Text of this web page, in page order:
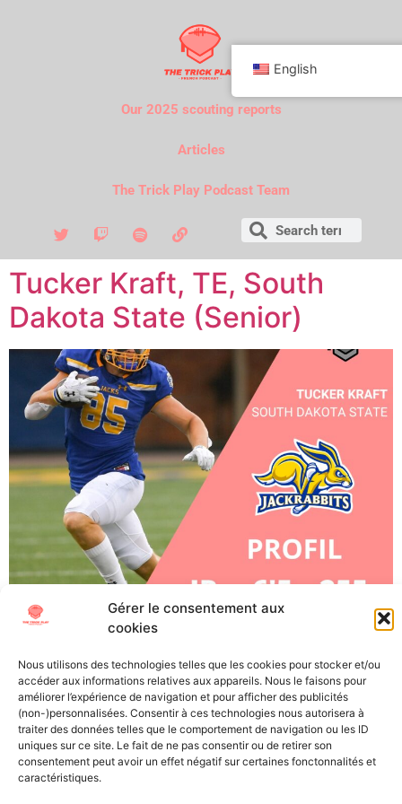
Gérer le consentement aux
cookies
Nous utilisons des technologies telles que les cookies pour stocker et/ou
accéder aux informations relatives aux appareils. Nous le faisons pour
améliorer l’expérience de navigation et pour afficher des publicités
(non-)personnalisées. Consentir à ces technologies nous autorisera à
traiter des données telles que le comportement de navigation ou les ID
uniques sur ce site. Le fait de ne pas consentir ou de retirer son
consentement peut avoir un effet négatif sur certaines fonctonnalités et
caractéristiques.
Our 2025 scouting reports
Articles
The Trick Play Podcast Team
Tucker Kraft, TE, South
Dakota State (Senior)
Tucker Kraft, TE, South Dakota (Senior) À l’approche de
la Draft NFL 2023, The Trick Play vous propose de vous
plonger au mieux dans cet évènement si particulier.
Découvrez les futures stars (ou désillusions) de la NFL
grâce à nos « scouting reports », les présentations
détaillées des meilleurs joueurs universitaires. Points
forts : Points […]
English